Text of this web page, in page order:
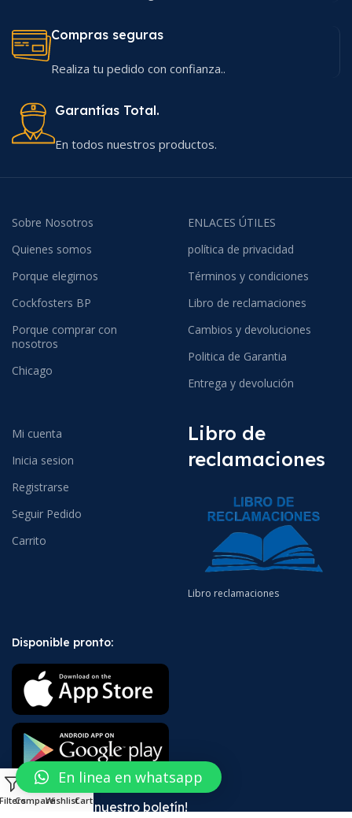
Compras seguras
Realiza tu pedido con confianza..
Garantías Total.
En todos nuestros productos.
Sobre Nosotros
Quienes somos
Porque elegirnos
Cockfosters BP
Porque comprar con
nosotros
Chicago
ENLACES ÚTILES
política de privacidad
Términos y condiciones
Libro de reclamaciones
Cambios y devoluciones
Politica de Garantia
Entrega y devolución
Mi cuenta
Inicia sesion
Registrarse
Seguir Pedido
Carrito
Libro de
reclamaciones
Libro reclamaciones
Disponible pronto:
¡Suscríbete a nuestro boletín!
CompareWishlist
0
Cart
En linea en whatsapp